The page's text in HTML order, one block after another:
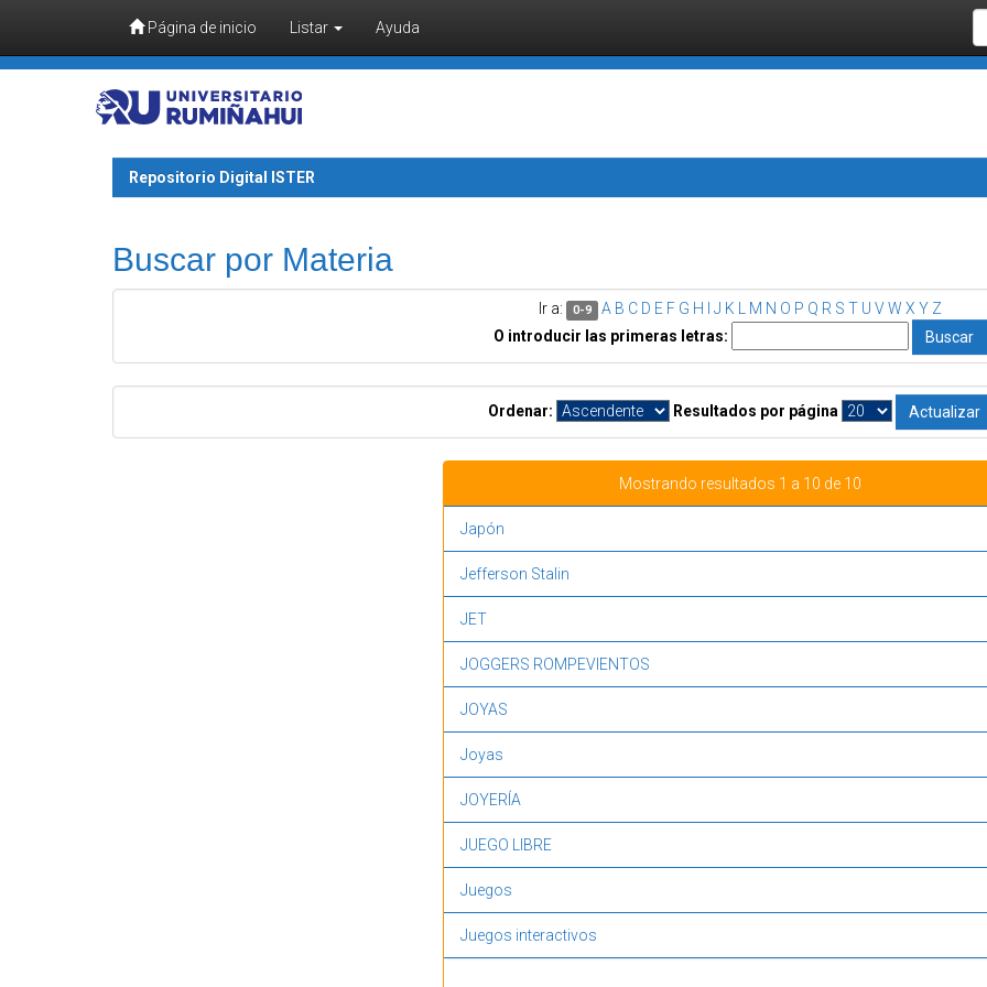
Skip navigation
Página de inicio Listar Ayuda
Repositorio Digital ISTER
Buscar por Materia
Ir a: 0-9 A B C D E F G H J K M N O P Q R S T U V W X Y Z
O introducir las primeras letras:
Ordenar: Resultados por página
Mostrando resultados 1 a 10 de 10
Japón
Jefferson Stalin
JET
JOGGERS ROMPEVIENTOS
JOYAS
Joyas
JOYERÍA
JUEGO LIBRE
Juegos
Juegos interactivos